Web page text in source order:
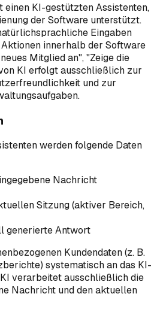
einen KI-gestützten Assistenten,
der Software unterstützt.
Eingaben
innerhalb der Software
Mitglied an", "Zeige die
KI erfolgt ausschließlich zur
und zur
werden folgende Daten
Nachricht
Sitzung (aktiver Bereich,
generierte Antwort
Kundendaten (z. B.
systematisch an das KI-
verarbeitet ausschließlich die
Nachricht und den aktuellen